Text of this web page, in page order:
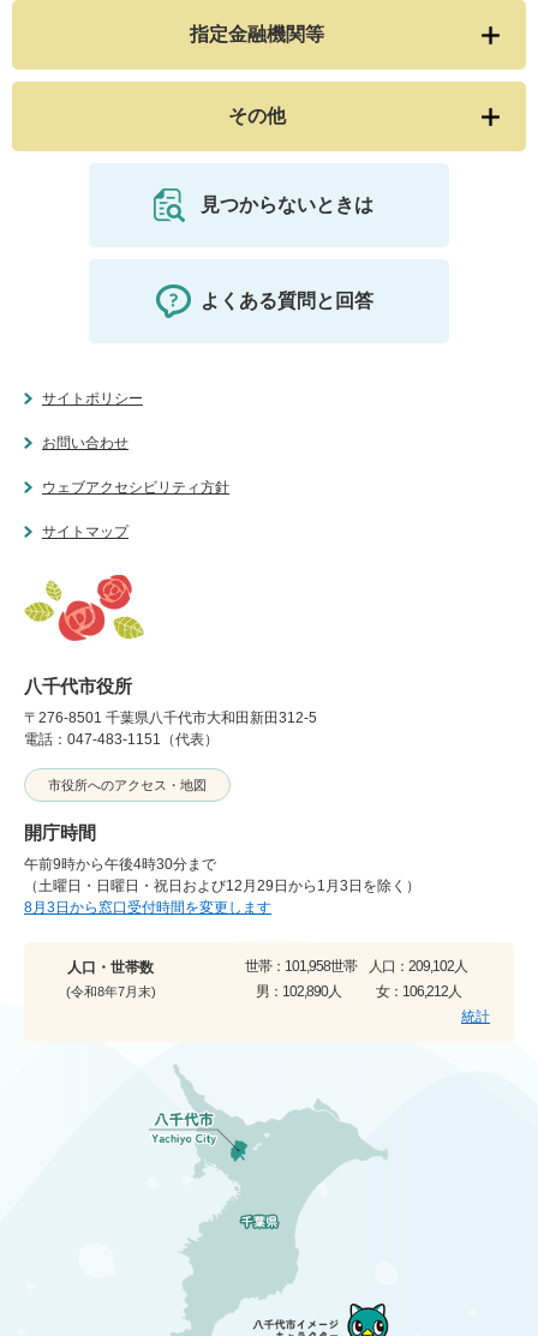
指定金融機関等
その他
見つからないときは
よくある質問と回答
サイトポリシー
お問い合わせ
ウェブアクセシビリティ方針
サイトマップ
八千代市役所
〒276-8501 千葉県八千代市大和田新田312-5
電話：047-483-1151（代表）
市役所へのアクセス・地図
開庁時間
午前9時から午後4時30分まで
（土曜日・日曜日・祝日および12月29日から1月3日を除く）
8月3日から窓口受付時間を変更します
人口・世帯数
(令和8年7月末)
世帯： 101,958世帯 人口： 209,102人
男： 102,890人 女： 106,212人
統計